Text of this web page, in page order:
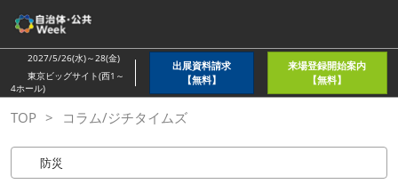
ス
キ
ッ
し
て
進
2027/5/26(水)～28(金)
東京ビッグサイト(西1～
4ホール)
出展資料請求
【無料】
来場登録開始案内
【無料】
TOP コラム/ジチタイムズ